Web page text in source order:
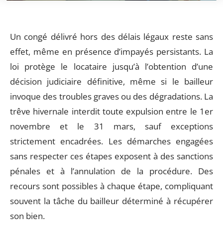
Un congé délivré hors des délais légaux reste sans
effet, même en présence d’impayés persistants. La
loi protège le locataire jusqu’à l’obtention d’une
décision judiciaire définitive, même si le bailleur
invoque des troubles graves ou des dégradations. La
trêve hivernale interdit toute expulsion entre le 1er
novembre et le 31 mars, sauf exceptions
strictement encadrées. Les démarches engagées
sans respecter ces étapes exposent à des sanctions
pénales et à l’annulation de la procédure. Des
recours sont possibles à chaque étape, compliquant
souvent la tâche du bailleur déterminé à récupérer
son bien.